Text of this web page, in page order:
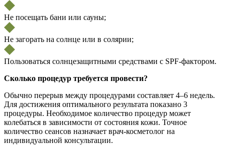
Не посещать бани или сауны;
Не загорать на солнце или в солярии;
Пользоваться солнцезащитными средствами с SPF-фактором.
Сколько процедур требуется провести?
Обычно перерыв между процедурами составляет 4–6 недель.
Для достижения оптимального результата показано 3
процедуры. Необходимое количество процедур может
колебаться в зависимости от состояния кожи. Точное
количество сеансов назначает врач-косметолог на
индивидуальной консультации.